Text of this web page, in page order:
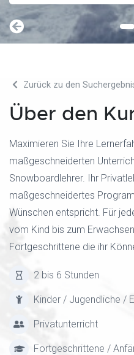
Zurück zu den
Über den
Maximieren Sie Ihre
maßgeschneiderten
Snowboardlehrer. Ihr
maßgeschneidertes
Wünschen entspricht. Für
vom Kind bis zum
Fortgeschrittene die ihr
2 bis 6 Stunden
Kinder / Jugendliche /
Privatunterricht
Fortgeschrittene /